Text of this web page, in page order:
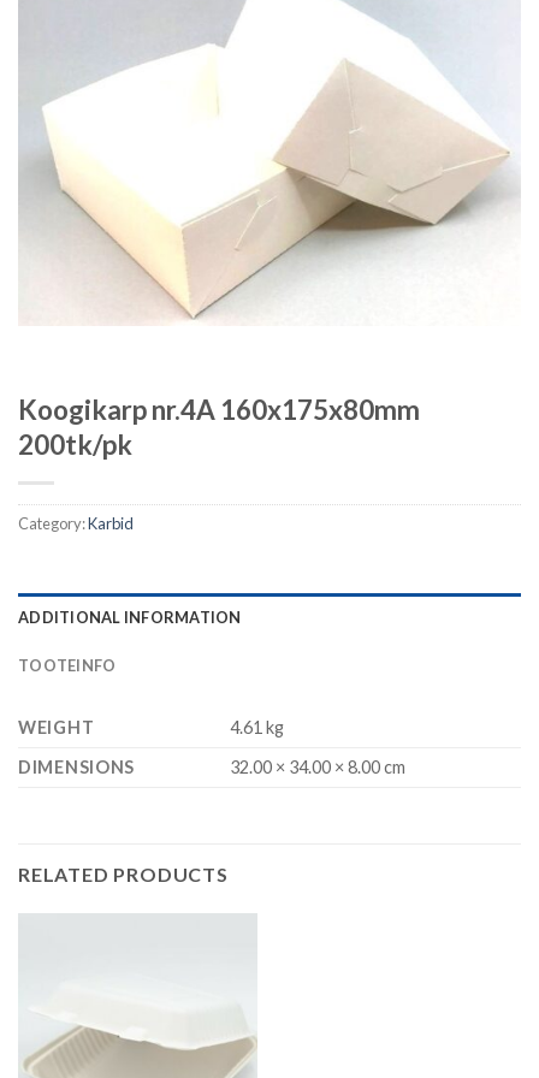
Koogikarp nr.4A 160x175x80mm
200tk/pk
Category:Karbid
ADDITIONAL INFORMATION
TOOTEINFO
WEIGHT
4.61 kg
DIMENSIONS
32.00 × 34.00 × 8.00 cm
RELATED PRODUCTS